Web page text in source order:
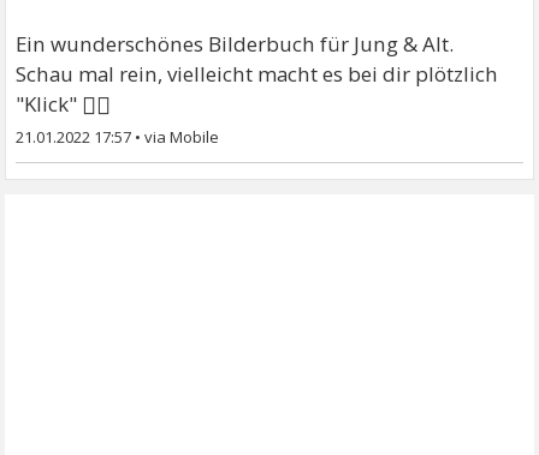
Ein wunderschönes Bilderbuch für Jung & Alt.
Schau mal rein, vielleicht macht es bei dir plötzlich
"Klick" 🧚‍♀
21.01.2022 17:57 •